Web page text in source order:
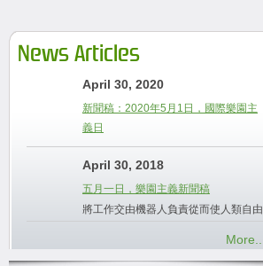
News Articles
April 30, 2020
新聞稿：2020年5月1日，國際樂園主
義日
April 30, 2018
五月一日，樂園主義新聞稿
將工作交由機器人負責從而使人類自由
More...